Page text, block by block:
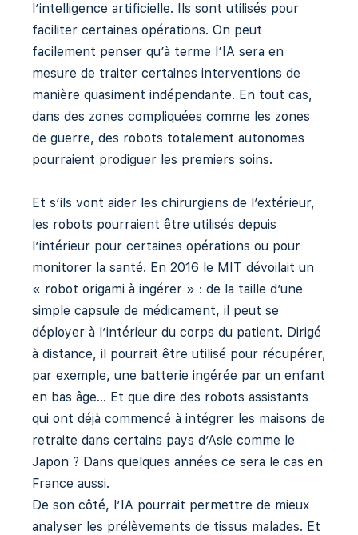
l’intelligence artificielle. Ils sont utilisés pour
faciliter certaines opérations. On peut
facilement penser qu’à terme l’IA sera en
mesure de traiter certaines interventions de
manière quasiment indépendante. En tout cas,
dans des zones compliquées comme les zones
de guerre, des robots totalement autonomes
pourraient prodiguer les premiers soins.
Et s’ils vont aider les chirurgiens de l’extérieur,
les robots pourraient être utilisés depuis
l’intérieur pour certaines opérations ou pour
monitorer la santé. En 2016 le MIT dévoilait un
« robot origami à ingérer » : de la taille d’une
simple capsule de médicament, il peut se
déployer à l’intérieur du corps du patient. Dirigé
à distance, il pourrait être utilisé pour récupérer,
par exemple, une batterie ingérée par un enfant
en bas âge… Et que dire des robots assistants
qui ont déjà commencé à intégrer les maisons de
retraite dans certains pays d’Asie comme le
Japon ? Dans quelques années ce sera le cas en
France aussi.
De son côté, l’IA pourrait permettre de mieux
analyser les prélèvements de tissus malades. Et